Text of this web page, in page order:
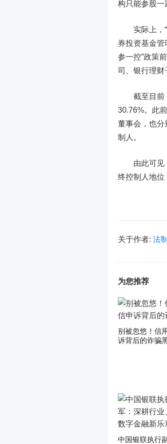
构只能参股一
实际上，
券投资基金管
参一控”政策
司、银行理财
截至目前
30.76%。此
董事会，也分
制人。
由此可见，
终控制人地位
关于作者: 法
为您推荐
别被忽悠！信
诉背后的诈骗
中国银联执行